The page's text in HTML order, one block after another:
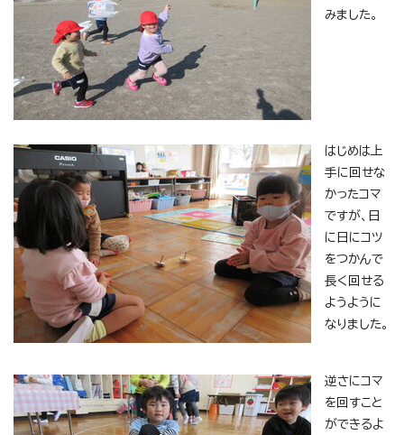
みました。
はじめは上
手に回せな
かったコマ
ですが、日
に日にコツ
をつかんで
長く回せる
ようように
なりました。
逆さにコマ
を回すこと
ができるよ